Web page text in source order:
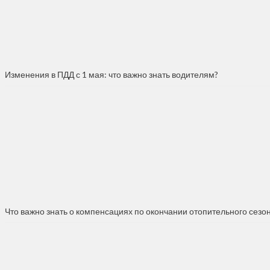
Изменения в ПДД с 1 мая: что важно знать водителям?
Что важно знать о компенсациях по окончании отопительного